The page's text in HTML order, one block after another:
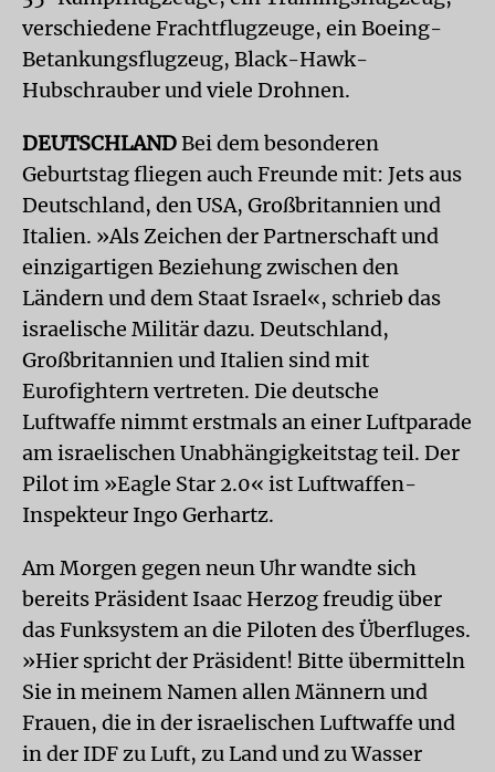
verschiedene Frachtflugzeuge, ein Boeing-
Betankungsflugzeug, Black-Hawk-
Hubschrauber und viele Drohnen.
DEUTSCHLANDBei dem besonderen
Geburtstag fliegen auch Freunde mit: Jets aus
Deutschland, den USA, Großbritannien und
Italien. »Als Zeichen der Partnerschaft und
einzigartigen Beziehung zwischen den
Ländern und dem Staat Israel«, schrieb das
israelische Militär dazu. Deutschland,
Großbritannien und Italien sind mit
Eurofightern vertreten. Die deutsche
Luftwaffe nimmt erstmals an einer Luftparade
am israelischen Unabhängigkeitstag teil. Der
Pilot im »Eagle Star 2.0« ist Luftwaffen-
Inspekteur Ingo Gerhartz.
Am Morgen gegen neun Uhr wandte sich
bereits Präsident Isaac Herzog freudig über
das Funksystem an die Piloten des Überfluges.
»Hier spricht der Präsident! Bitte übermitteln
Sie in meinem Namen allen Männern und
Frauen, die in der israelischen Luftwaffe und
in der IDF zu Luft, zu Land und zu Wasser